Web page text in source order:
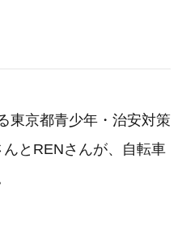
東京都青少年・治安対策
とRENさんが、自転車